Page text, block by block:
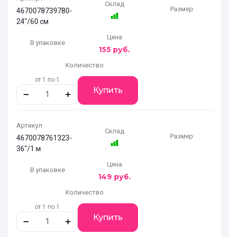
4670078739780-
24"/60 см
Склад
Размер
В упаковке
Цена
155 руб.
Количество
от 1 по 1
Купить
Артикул
4670078761323-
36"/1 м
Склад
Размер
В упаковке
Цена
149 руб.
Количество
от 1 по 1
Купить